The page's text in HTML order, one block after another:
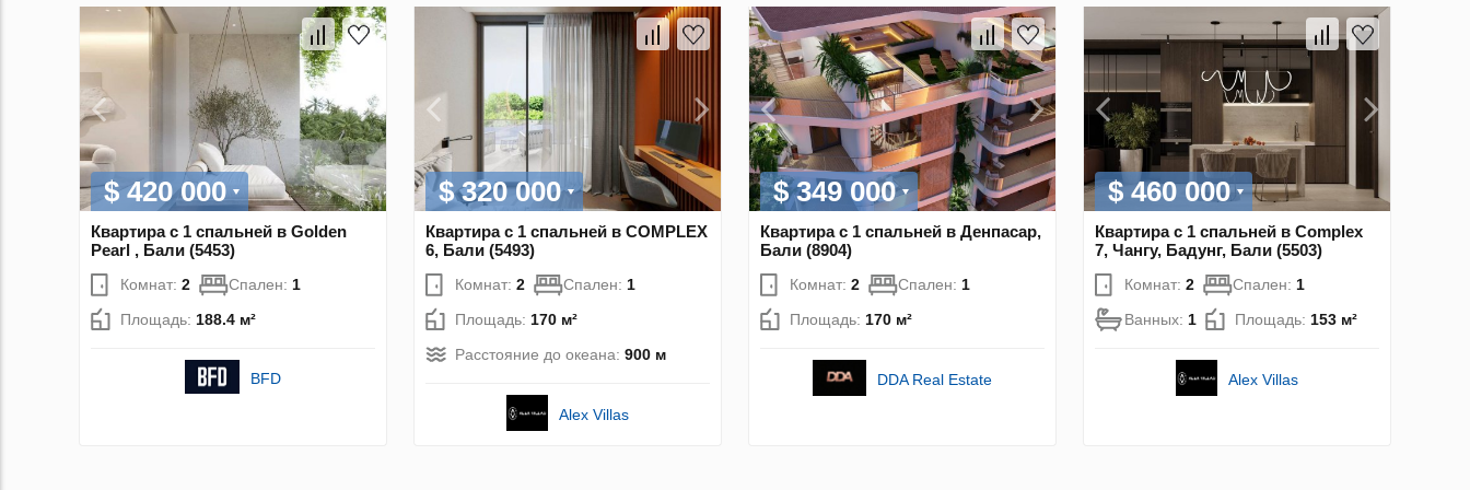
$ 420 000
Квартира с 1 спальней в Golden
Pearl , Бали (5453)
Комнат: 2 Спален: 1
Площадь: 188.4 м²
BFD
$ 320 000
Квартира с 1 спальней в COMPLEX
6, Бали (5493)
Комнат: 2 Спален: 1
Площадь: 170 м²
Расстояние до океана: 900 м
Alex Villas
$ 349 000
Квартира с 1 спальней в Денпасар,
Бали (8904)
Комнат: 2 Спален: 1
Площадь: 170 м²
DDA Real Estate
$ 460 000
Квартира с 1 спальней в Complex
7, Чангу, Бадунг, Бали (5503)
Комнат: 2 Спален: 1
Ванных: 1 Площадь: 153 м²
Alex Villas